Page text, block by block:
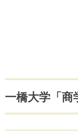
一橋大学「商